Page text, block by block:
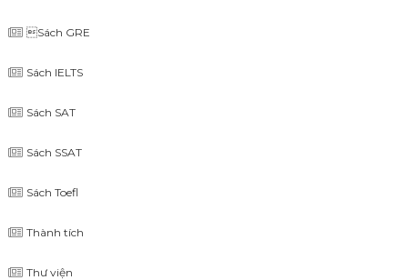
Sách GRE
Sách IELTS
Sách SAT
Sách SSAT
Sách Toefl
Thành tích
Thư viện